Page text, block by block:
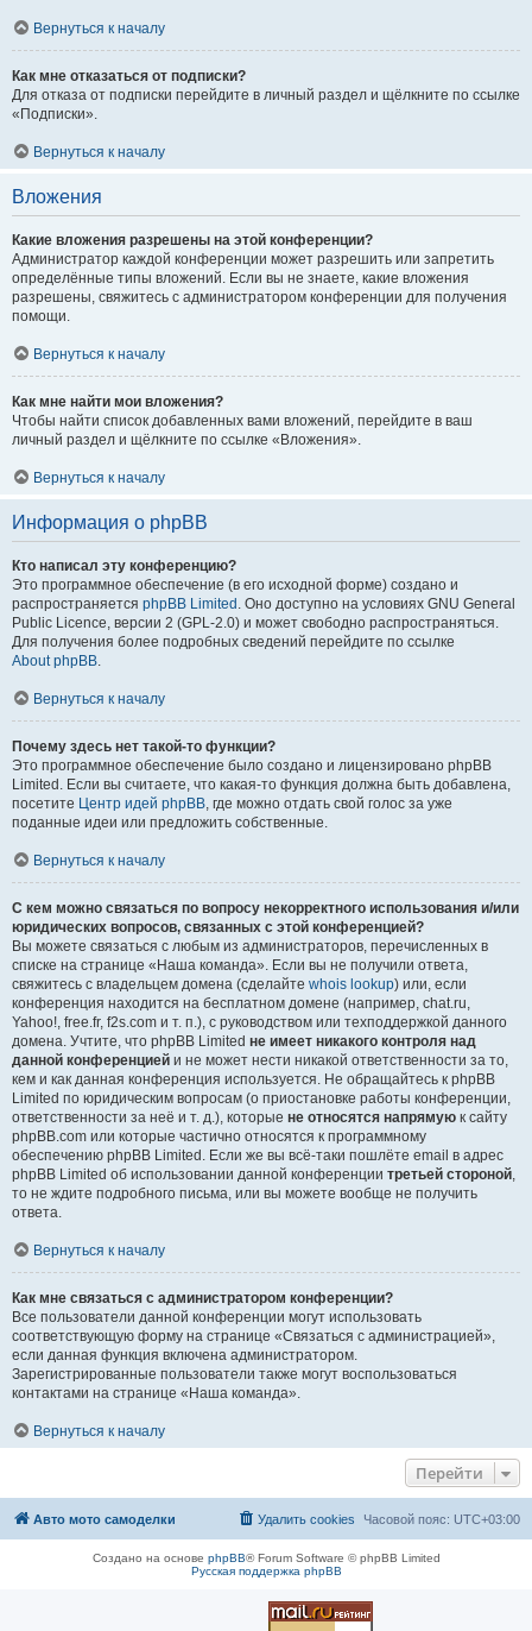
Вернуться к началу
Как мне отказаться от подписки?
Для отказа от подписки перейдите в личный раздел и щёлкните по ссылке
«Подписки».
Вернуться к началу
Вложения
Какие вложения разрешены на этой конференции?
Администратор каждой конференции может разрешить или запретить
определённые типы вложений. Если вы не знаете, какие вложения
разрешены, свяжитесь с администратором конференции для получения
помощи.
Вернуться к началу
Как мне найти мои вложения?
Чтобы найти список добавленных вами вложений, перейдите в ваш
личный раздел и щёлкните по ссылке «Вложения».
Вернуться к началу
Информация о phpBB
Кто написал эту конференцию?
Это программное обеспечение (в его исходной форме) создано и
распространяется phpBB Limited . Оно доступно на условиях GNU General
Public Licence, версии 2 (GPL-2.0) и может свободно распространяться.
Для получения более подробных сведений перейдите по ссылке
About phpBB.
Вернуться к началу
Почему здесь нет такой-то функции?
Это программное обеспечение было создано и лицензировано phpBB
Limited. Если вы считаете, что какая-то функция должна быть добавлена,
посетите Центр идей phpBB, где можно отдать свой голос за уже
поданные идеи или предложить собственные.
Вернуться к началу
С кем можно связаться по вопросу некорректного использования и/или
юридических вопросов, связанных с этой конференцией?
Вы можете связаться с любым из администраторов, перечисленных в
списке на странице «Наша команда». Если вы не получили ответа,
свяжитесь с владельцем домена (сделайте whois lookup) или, если
конференция находится на бесплатном домене (например, chat.ru,
Yahoo!, free.fr, f2s.com и т. п.), с руководством или техподдержкой данного
домена. Учтите, что phpBB Limited не имеет никакого контроля над
данной конференцией и не может нести никакой ответственности за то,
кем и как данная конференция используется. Не обращайтесь к phpBB
Limited по юридическим вопросам (о приостановке работы конференции,
ответственности за неё и т. д.), которые не относятся напрямую к сайту
phpBB.com или которые частично относятся к программному
обеспечению phpBB Limited. Если же вы всё-таки пошлёте email в адрес
phpBB Limited об использовании данной конференции третьей стороной,
то не ждите подробного письма, или вы можете вообще не получить
ответа.
Вернуться к началу
Как мне связаться с администратором конференции?
Все пользователи данной конференции могут использовать
соответствующую форму на странице «Связаться с администрацией»,
если данная функция включена администратором.
Зарегистрированные пользователи также могут воспользоваться
контактами на странице «Наша команда».
Вернуться к началу
Перейти
Авто мото самоделки Часовой пояс: UTC+03:00
Удалить cookies
Создано на основе phpBB® Forum Software © phpBB Limited
Русская поддержка phpBB